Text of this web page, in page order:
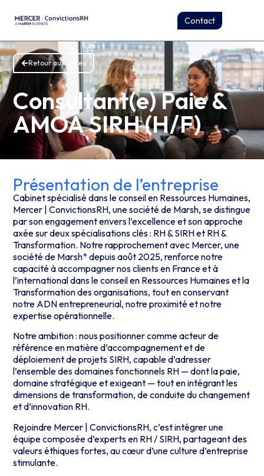
Contact
Consultant(e) Paie &
AMOA SIRH (H/F)
Retour aux offres
Présentation de l’entreprise
Cabinet spécialisé dans le conseil en Ressources Humaines,
Mercer | ConvictionsRH, une société de Marsh, se distingue
par son engagement envers l’excellence et son approche
axée sur deux spécialisations clés : RH & SIRH et RH &
Transformation. Notre rapprochement avec Mercer, une
société de Marsh* depuis août 2025, renforce notre
capacité à accompagner nos clients en France et à
l’international dans le conseil en Ressources Humaines et la
Transformation des organisations, tout en conservant
notre ADN entrepreneurial, notre proximité et notre
expertise opérationnelle.
Notre ambition : nous positionner comme acteur de
référence en matière d’accompagnement et de
déploiement de projets SIRH, capable d’adresser
l’ensemble des domaines fonctionnels RH — dont la paie,
domaine stratégique et exigeant — tout en intégrant les
dimensions de transformation, de conduite du changement
et d’innovation RH.
Rejoindre Mercer | ConvictionsRH, c’est intégrer une
équipe composée d’experts en RH / SIRH, partageant des
valeurs éthiques fortes, au cœur d’une culture d’entreprise
stimulante.